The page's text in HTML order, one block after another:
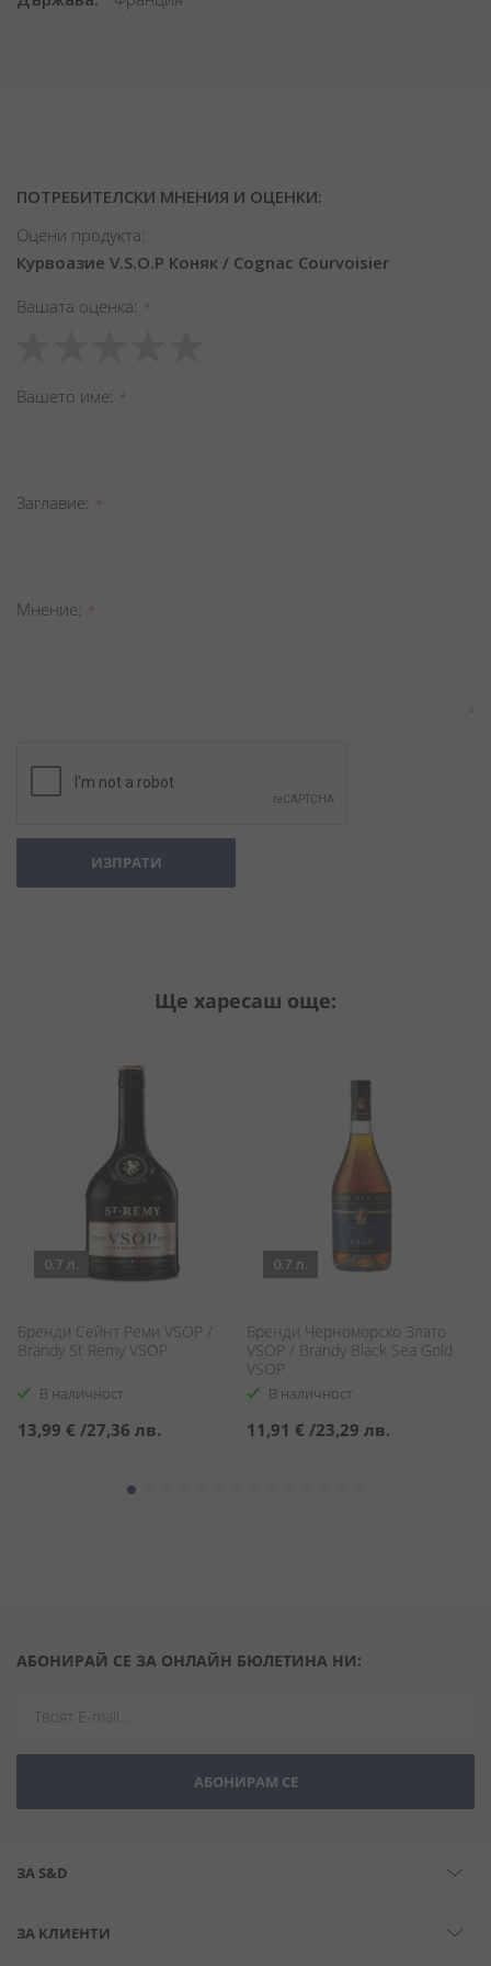
ПОТРЕБИТЕЛСКИ МНЕНИЯ И ОЦЕНКИ:
Оцени продукта:
Курвоазие V.S.O.P Коняк / Cognac Courvoisier
Вашата оценка
star
stars
stars
stars
stars
Вашето име
Заглавиe
Мнение
ИЗПРАТИ
Ще харесаш още:
0.7 л.
Бренди Сейнт Реми VSOP /
Brandy St Remy VSOP
В наличност
13,99 € /27,36 лв.
0.7 л.
Бренди Черноморско Злато
VSOP / Brandy Black Sea Gold
VSOP
В наличност
11,91 € /23,29 лв.
АБОНИРАЙ СЕ ЗА ОНЛАЙН БЮЛЕТИНА НИ:
АБОНИРАМ СЕ
ЗА S&D
ЗА КЛИЕНТИ